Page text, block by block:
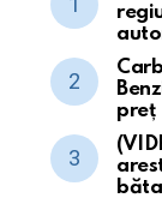
preț